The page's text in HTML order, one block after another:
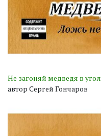
Не загоняй медведя в угол
автор Сергей Гончаров